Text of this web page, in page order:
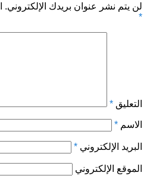
لن يتم نشر عنوان بريدك الإلكتروني.
*
التعليق *
الاسم *
البريد الإلكتروني *
الموقع الإلكتروني